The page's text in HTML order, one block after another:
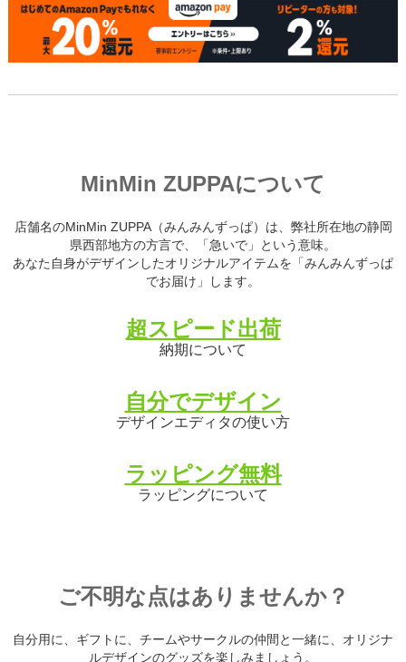
MinMin ZUPPAについて
店舗名のMinMin ZUPPA（みんみんずっぱ）は、弊社所在地の静岡
県西部地方の方言で、「急いで」という意味。
あなた自身がデザインしたオリジナルアイテムを「みんみんずっぱ
でお届け」します。
超スピード出荷
納期について
自分でデザイン
デザインエディタの使い方
ラッピング無料
ラッピングについて
ご不明な点はありませんか？
自分用に、ギフトに、チームやサークルの仲間と一緒に、オリジナ
ルデザインのグッズを楽しみましょう。